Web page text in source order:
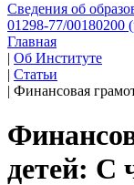
Сведения об
01298-77/00180200
Главная
| Об Институте
| Статьи
| Финансовая
детей: С